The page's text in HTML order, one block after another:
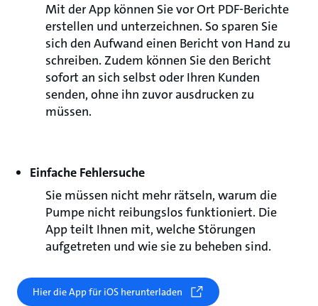
Mit der App können Sie vor Ort PDF-Berichte
erstellen und unterzeichnen. So sparen Sie
sich den Aufwand einen Bericht von Hand zu
schreiben. Zudem können Sie den Bericht
sofort an sich selbst oder Ihren Kunden
senden, ohne ihn zuvor ausdrucken zu
müssen.
Einfache Fehlersuche
Sie müssen nicht mehr rätseln, warum die
Pumpe nicht reibungslos funktioniert. Die
App teilt Ihnen mit, welche Störungen
aufgetreten und wie sie zu beheben sind.
Hier die App für iOS herunterladen